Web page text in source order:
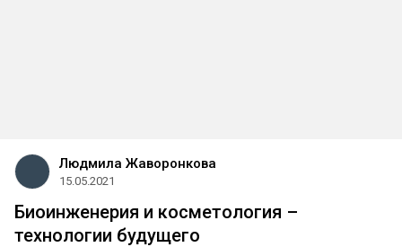
Людмила Жаворонкова
15.05.2021
Биоинженерия и косметология –
технологии будущего